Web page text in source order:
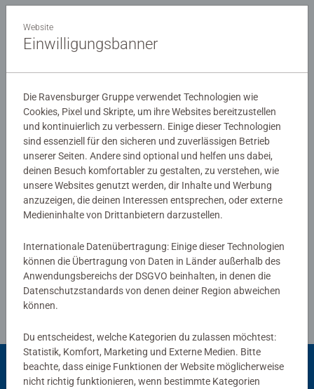
Warnhinweise und Herstellerinformation
Bewertungen (1)
Durchschnittliche Bewertung 4,0 von 5 Sternen.
4,0/5
Bewertungen
Richtlinien für Bewertungen
Website
Einwilligungsbanner
Die Ravensburger Gruppe verwendet Technologien wie
Cookies, Pixel und Skripte, um ihre Websites bereitzustellen
und kontinuierlich zu verbessern. Einige dieser Technologien
sind essenziell für den sicheren und zuverlässigen Betrieb
unserer Seiten. Andere sind optional und helfen uns dabei,
deinen Besuch komfortabler zu gestalten, zu verstehen, wie
unsere Websites genutzt werden, dir Inhalte und Werbung
anzuzeigen, die deinen Interessen entsprechen, oder externe
Medieninhalte von Drittanbietern darzustellen.
Internationale Datenübertragung: Einige dieser Technologien
können die Übertragung von Daten in Länder außerhalb des
Anwendungsbereichs der DSGVO beinhalten, in denen die
Datenschutzstandards von denen deiner Region abweichen
können.
Du entscheidest, welche Kategorien du zulassen möchtest:
Statistik, Komfort, Marketing und Externe Medien. Bitte
beachte, dass einige Funktionen der Website möglicherweise
nicht richtig funktionieren, wenn bestimmte Kategorien